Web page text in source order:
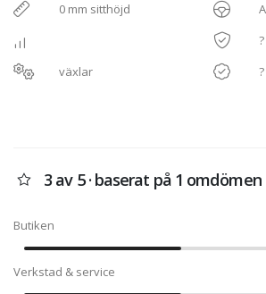
0 mm sitthöjd
växlar
3 av 5 · baserat på 1 omdömen
Butiken
Verkstad & service